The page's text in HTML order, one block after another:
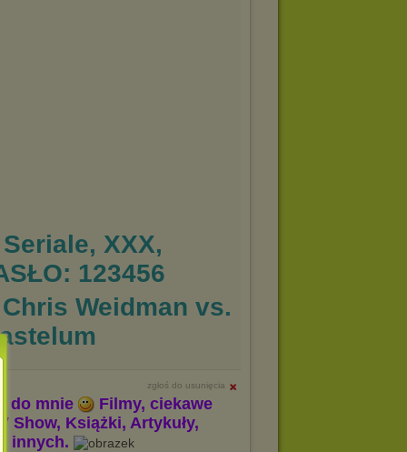
XXX,
123456
Weidman vs.
zgłoś do usunięcia
do mnie
Filmy, ciekawe
Show, Książki, Artykuły,
innych.